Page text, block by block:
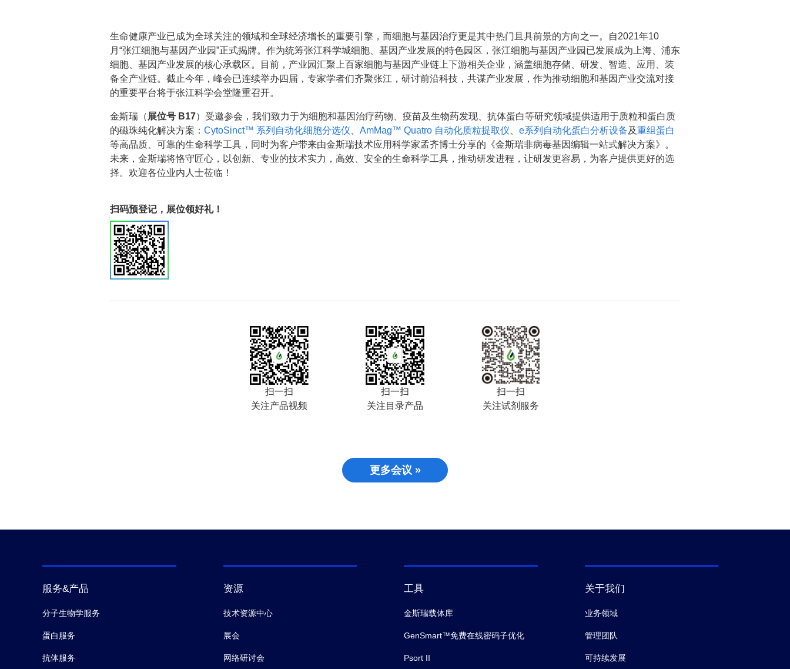
生命健康产业已成为全球关注的领域和全球经济增长的重要引擎，而细胞与基因治疗更是其中热门且具前景的方向之一。自2021年10
月“张江细胞与基因产业园”正式揭牌。作为统筹张江科学城细胞、基因产业发展的特色园区，张江细胞与基因产业园已发展成为上海、浦东
细胞、基因产业发展的核心承载区。目前，产业园汇聚上百家细胞与基因产业链上下游相关企业，涵盖细胞存储、研发、智造、应用、装
备全产业链。截止今年，峰会已连续举办四届，专家学者们齐聚张江，研讨前沿科技，共谋产业发展，作为推动细胞和基因产业交流对接
的重要平台将于张江科学会堂隆重召开。
金斯瑞（ 展位号 B17）受邀参会，我们致力于为细胞和基因治疗药物、疫苗及生物药发现、抗体蛋白等研究领域提供适用于质粒和蛋白质
的磁珠纯化解决方案： CytoSinct™ 系列自动化细胞分选仪 AmMag™ Quatro 自动化质粒提取仪 e系列自动化蛋白分析设备及重组蛋白
等高品质、可靠的生命科学工具，同时为客户带来由金斯瑞技术应用科学家孟齐博士分享的《金斯瑞非病毒基因编辑一站式解决方案》。
未来，金斯瑞将恪守匠心，以创新、专业的技术实力，高效、安全的生命科学工具，推动研发进程，让研发更容易，为客户提供更好的选
择。欢迎各位业内人士莅临！
扫码预登记，展位领好礼！
扫一扫
关注产品视频
扫一扫
关注目录产品
扫一扫
关注试剂服务
更多会议 »
服务&产品
分子生物学服务
蛋白服务
抗体服务
资源
技术资源中心
展会
网络研讨会
工具
金斯瑞载体库
GenSmart™免费在线密码子优化
Psort II
关于我们
业务领域
管理团队
可持续发展